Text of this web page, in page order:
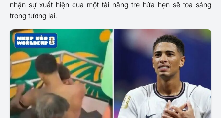
nhận sự xuất hiện của một tài năng trẻ hứa hẹn sẽ tỏa sáng
trong tương lai.